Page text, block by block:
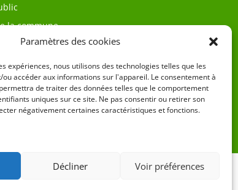
Paramètres des cookies
expériences, nous utilisons des technologies telles que les
accéder aux informations sur l'appareil. Le consentement à
de traiter des données telles que le comportement
uniques sur ce site. Ne pas consentir ou retirer son
négativement certaines caractéristiques et fonctions.
Décliner Voir préférences
la commune